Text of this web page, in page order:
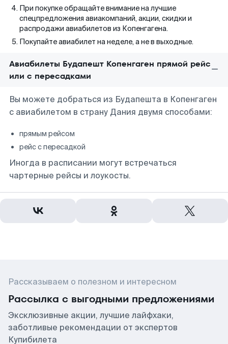
При покупке обращайте внимание на лучшие
спецпредложения авиакомпаний, акции, скидки и
распродажи авиабилетов из Копенгагена.
Покупайте авиабилет на неделе, а не в выходные.
Авиабилеты Будапешт Копенгаген прямой рейс
или с пересадками
Вы можете добраться из Будапешта в Копенгаген
с авиабилетом в страну Дания двумя способами:
прямым рейсом
рейс с пересадкой
Иногда в расписании могут встречаться
чартерные рейсы и лоукосты.
Рассказываем о полезном и интересном
Рассылка с выгодными предложениями
Эксклюзивные акции, лучшие лайфхаки,
заботливые рекомендации от экспертов
Купибилета